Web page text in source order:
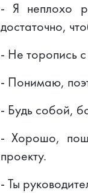
- Я неплохо
достаточно,
- Не торопись
- Понимаю,
- Будь собой,
- Хорошо,
проекту.
- Ты